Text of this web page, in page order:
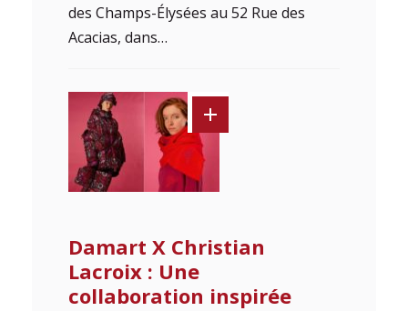
des Champs-Élysées au 52 Rue des
Acacias, dans…
Damart X Christian
Lacroix : Une
collaboration inspirée